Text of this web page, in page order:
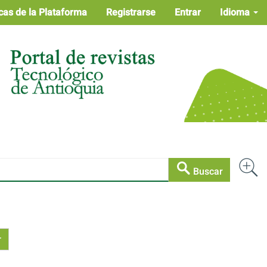
Idioma
de la Plataforma Registrarse Entrar
Buscar